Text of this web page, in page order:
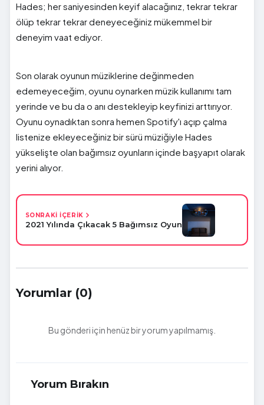
Hades; her saniyesinden keyif alacağınız, tekrar tekrar
ölüp tekrar tekrar deneyeceğiniz mükemmel bir
deneyim vaat ediyor.
Son olarak oyunun müziklerine değinmeden
edemeyeceğim, oyunu oynarken müzik kullanımı tam
yerinde ve bu da o anı destekleyip keyfinizi arttırıyor.
Oyunu oynadıktan sonra hemen Spotify'ı açıp çalma
listenize ekleyeceğiniz bir sürü müziğiyle Hades
yükselişte olan bağımsız oyunların içinde başyapıt olarak
yerini alıyor.
SONRAKİ İÇERİK
2021 Yılında Çıkacak 5 Bağımsız Oyun
Yorumlar (0)
Bu gönderi için henüz bir yorum yapılmamış.
Yorum Bırakın